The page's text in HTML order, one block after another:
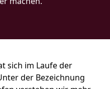
sich im Laufe der
der Bezeichnung